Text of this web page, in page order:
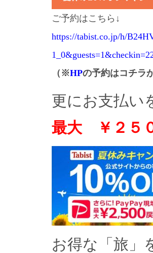
ご予約はこちら↓
https://tabist.co.jp/h/
（※HPの予約はコチラ
更にお支払い
最大 ￥２５
お得な「旅」